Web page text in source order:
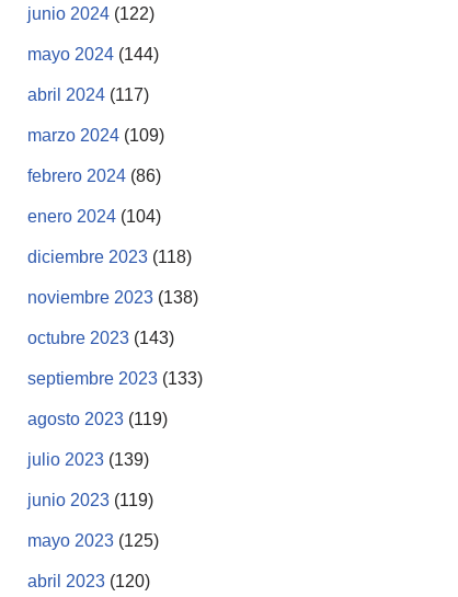
junio 2024 (122)
mayo 2024 (144)
abril 2024 (117)
marzo 2024 (109)
febrero 2024 (86)
enero 2024 (104)
diciembre 2023 (118)
noviembre 2023 (138)
octubre 2023 (143)
septiembre 2023 (133)
agosto 2023 (119)
julio 2023 (139)
junio 2023 (119)
mayo 2023 (125)
abril 2023 (120)